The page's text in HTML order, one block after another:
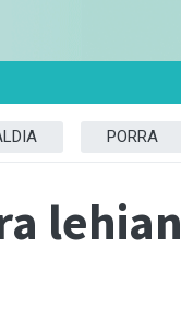
PORRA
lehian